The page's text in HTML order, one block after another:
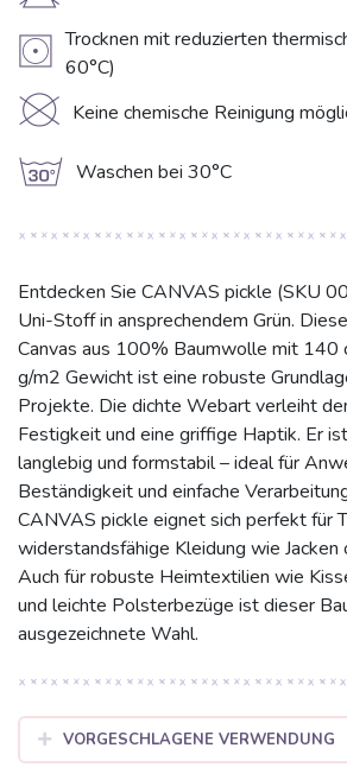
V Trocknen mit reduzierten
60°C)
K Keine chemische Reinigung
g Waschen bei 30°C
Entdecken Sie CANVAS pickle (SKU
Uni-Stoff in ansprechendem Grün.
Canvas aus 100% Baumwolle mit 140
g/m2 Gewicht ist eine robuste
Projekte. Die dichte Webart verleiht
Festigkeit und eine griffige Haptik. Er
langlebig und formstabil – ideal für
Beständigkeit und einfache
CANVAS pickle eignet sich perfekt für
widerstandsfähige Kleidung wie
Auch für robuste Heimtextilien wie
und leichte Polsterbezüge ist dieser
ausgezeichnete Wahl.
VORGESCHLAGENE VERWENDUNG